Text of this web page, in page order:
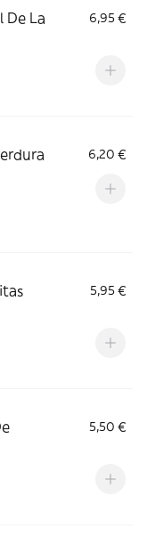
De La
6,95 €
6,20 €
5,95 €
5,50 €